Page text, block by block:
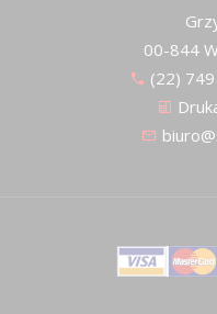
00-844
(22)